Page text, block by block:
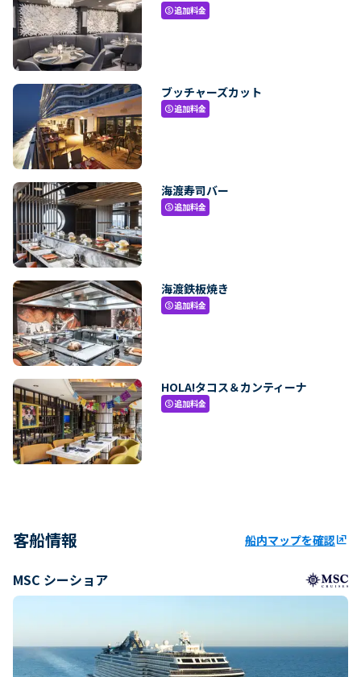
paid追加料金
ブッチャーズカット
paid追加料金
海渡寿司バー
paid追加料金
海渡鉄板焼き
paid追加料金
HOLA!タコス＆カンティーナ
paid追加料金
客船情報 船内マップを確認ungroup
MSC シーショア